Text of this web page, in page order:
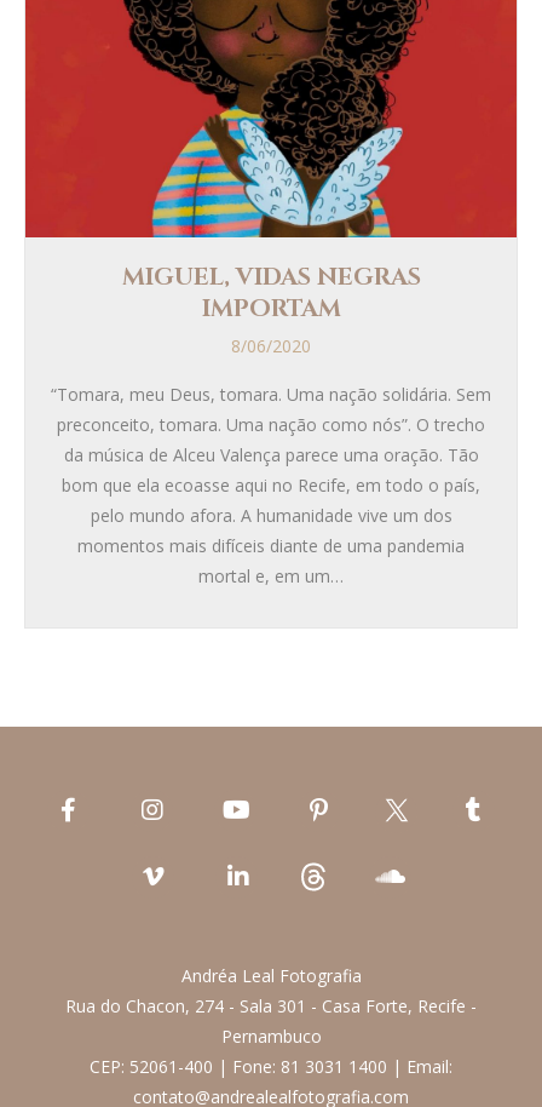
MIGUEL, VIDAS NEGRAS
IMPORTAM
8/06/2020
“Tomara, meu Deus, tomara. Uma nação solidária. Sem
preconceito, tomara. Uma nação como nós”. O trecho
da música de Alceu Valença parece uma oração. Tão
bom que ela ecoasse aqui no Recife, em todo o país,
pelo mundo afora. A humanidade vive um dos
momentos mais difíceis diante de uma pandemia
mortal e, em um…
Andréa Leal Fotografia
Rua do Chacon, 274 - Sala 301 - Casa Forte, Recife -
Pernambuco
CEP: 52061-400 | Fone: 81 3031 1400 | Email:
contato@andrealealfotografia.com